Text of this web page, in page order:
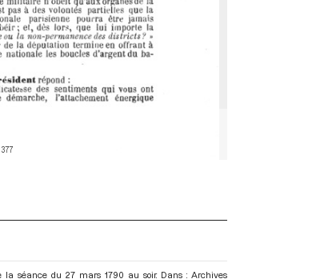
séance du 27 mars 1790 au soir. Dans : Archives